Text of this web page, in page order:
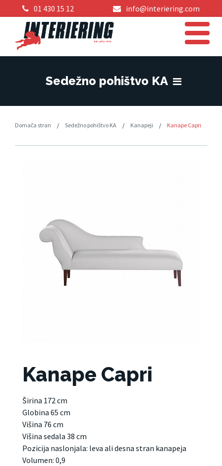
01 430 15 12 info@interiering.com
Sedežno pohištvo KA
Domača stran / Sedežno pohištvo KA / Kanapeji / Kanape Capri
Kanape Capri
Širina 172 cm
Globina 65 cm
Višina 76 cm
Višina sedala 38 cm
Pozicija naslonjala: leva ali desna stran kanapeja
Volumen: 0,9